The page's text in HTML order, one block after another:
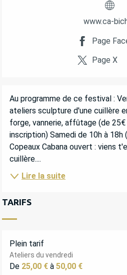
www.ca-
Page
Page X
DESCRIPTION
Au programme de ce festival :
ateliers sculpture d'une cuillère
forge, vannerie, affûtage (de
inscription) Samedi de 10h à 18h
Copeaux Cabana ouvert : viens
cuillère....
Lire la suite
TARIFS
Plein tarif
Ateliers du vendredi
De 25,00 € à 50,00 €